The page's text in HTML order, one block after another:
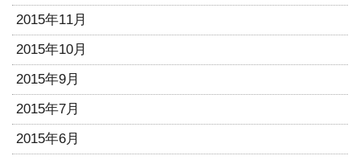
2015年11月
2015年10月
2015年9月
2015年7月
2015年6月